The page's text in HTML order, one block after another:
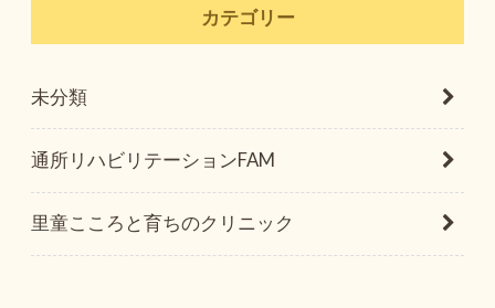
カテゴリー
未分類
通所リハビリテーションFAM
里童こころと育ちのクリニック